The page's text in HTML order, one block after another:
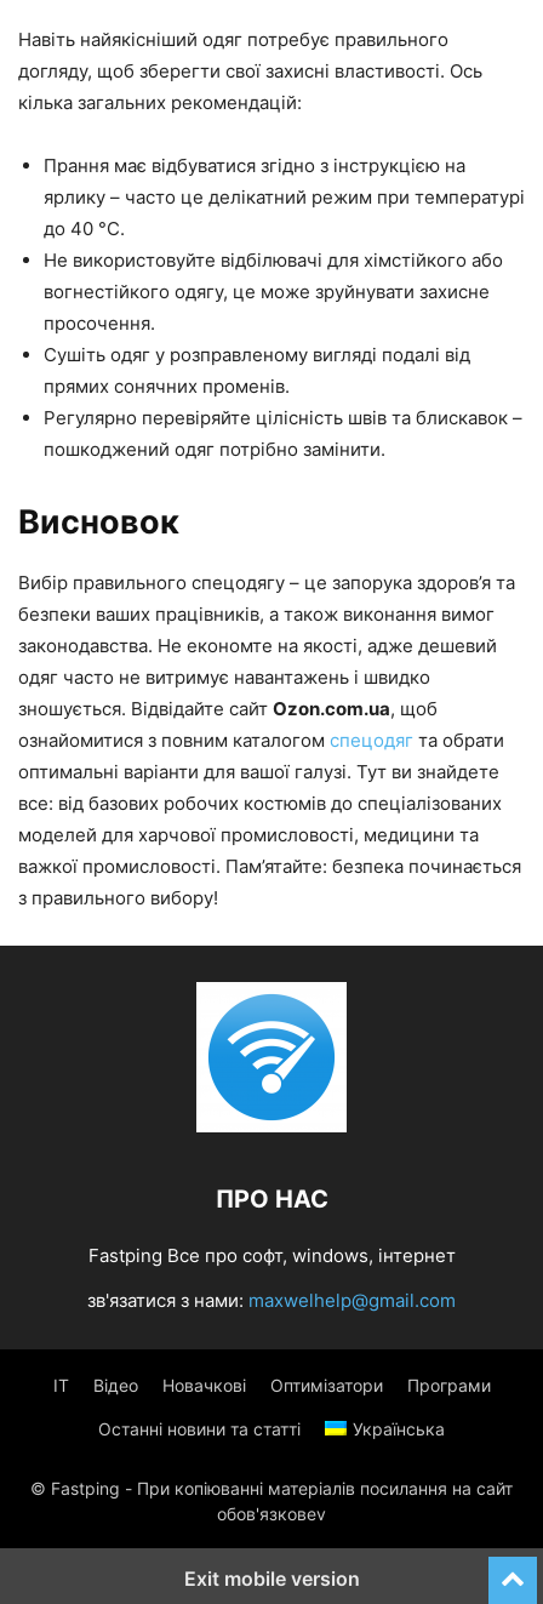
Навіть найякісніший одяг потребує правильного
догляду, щоб зберегти свої захисні властивості. Ось
кілька загальних рекомендацій:
Прання має відбуватися згідно з інструкцією на
ярлику – часто це делікатний режим при температурі
до 40 °C.
Не використовуйте відбілювачі для хімстійкого або
вогнестійкого одягу, це може зруйнувати захисне
просочення.
Сушіть одяг у розправленому вигляді подалі від
прямих сонячних променів.
Регулярно перевіряйте цілісність швів та блискавок –
пошкоджений одяг потрібно замінити.
Висновок
Вибір правильного спецодягу – це запорука здоров’я та
безпеки ваших працівників, а також виконання вимог
законодавства. Не економте на якості, адже дешевий
одяг часто не витримує навантажень і швидко
зношується. Відвідайте сайт Ozon.com.ua, щоб
ознайомитися з повним каталогом спецодяг та обрати
оптимальні варіанти для вашої галузі. Тут ви знайдете
все: від базових робочих костюмів до спеціалізованих
моделей для харчової промисловості, медицини та
важкої промисловості. Пам’ятайте: безпека починається
з правильного вибору!
ПРО НАС
Fastping Все про софт, windows, інтернет
зв'язатися з нами: maxwelhelp@gmail.com
IT Відео Новачкові Оптимізатори Програми
Останні новини та статті Українська
© Fastping - При копіюванні матеріалів посилання на сайт
обов'язковеv
Exit mobile version